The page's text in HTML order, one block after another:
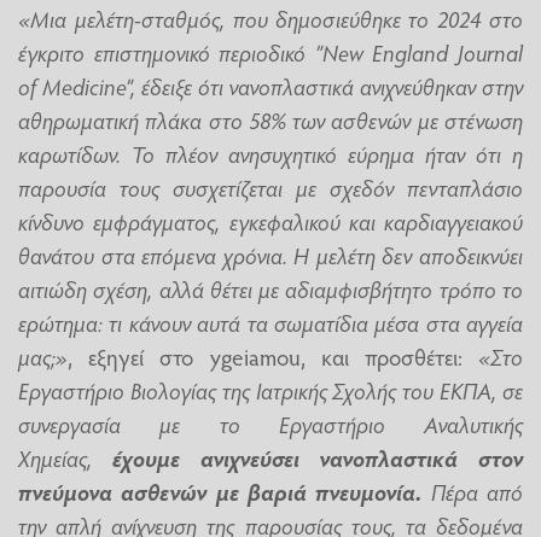
«Μια μελέτη-σταθμός, που δημοσιεύθηκε το 2024 στο
έγκριτο επιστημονικό περιοδικό ”New England Journal
of Medicine”, έδειξε ότι νανοπλαστικά ανιχνεύθηκαν στην
αθηρωματική πλάκα στο 58% των ασθενών με στένωση
καρωτίδων. Το πλέον ανησυχητικό εύρημα ήταν ότι η
παρουσία τους συσχετίζεται με σχεδόν πενταπλάσιο
κίνδυνο εμφράγματος, εγκεφαλικού και καρδιαγγειακού
θανάτου στα επόμενα χρόνια. Η μελέτη δεν αποδεικνύει
αιτιώδη σχέση, αλλά θέτει με αδιαμφισβήτητο τρόπο το
ερώτημα: τι κάνουν αυτά τα σωματίδια μέσα στα αγγεία
μας;», εξηγεί στο ygeiamou, και προσθέτει: «Στο
Εργαστήριο Βιολογίας της Ιατρικής Σχολής του ΕΚΠΑ, σε
συνεργασία με το Εργαστήριο Αναλυτικής
Χημείας, έχουμε ανιχνεύσει νανοπλαστικά στον
πνεύμονα ασθενών με βαριά πνευμονία. Πέρα από
την απλή ανίχνευση της παρουσίας τους, τα δεδομένα